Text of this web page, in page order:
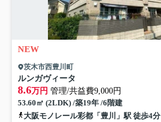
NEW
茨木市西豊川町
ルンガヴィータ
8.6万円 管理/共益費9,000円
53.60㎡ (2LDK) /築19年 /6階建
大阪モノレール彩都「豊川」駅 徒歩4分